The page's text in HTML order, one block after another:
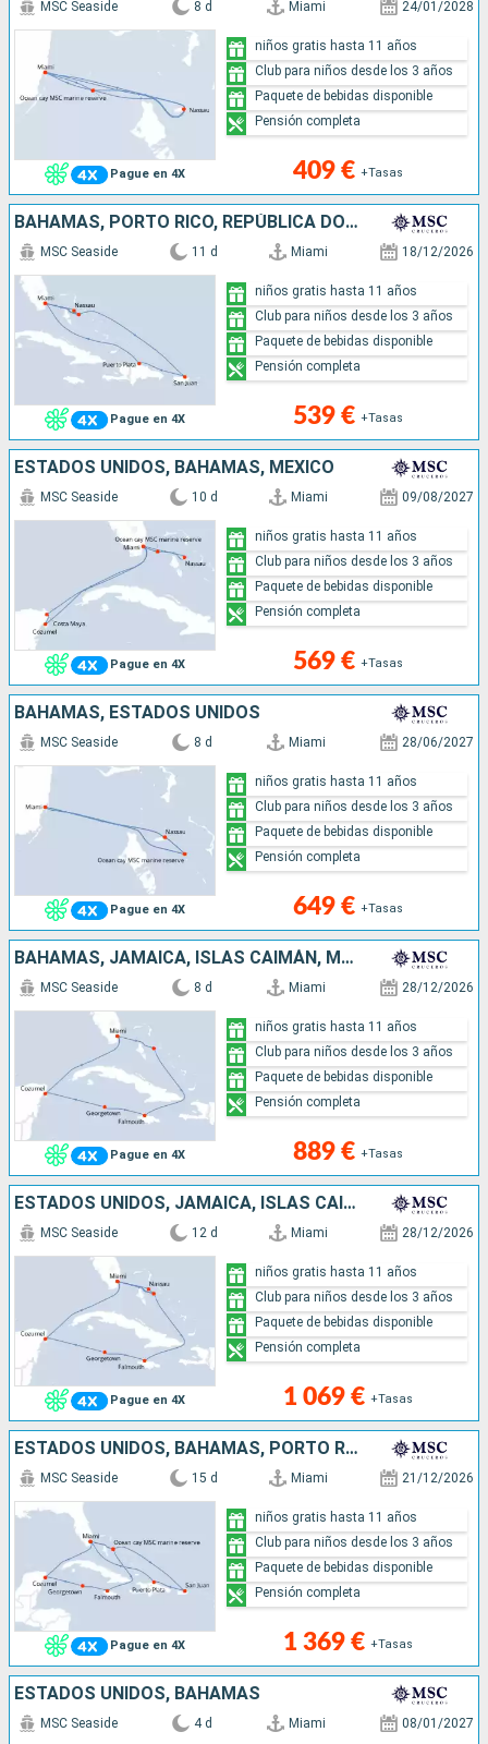
Pague en 4X
MSC Seaside 8 d Miami 24/01/2028
409 € +Tasas
niños gratis hasta 11 años
Club para niños desde los 3 años
Paquete de bebidas disponible
Pensión completa
BAHAMAS, PORTO RICO, REPÚBLICA DOMINICANA, ESTADOS UNIDOS
Pague en 4X
MSC Seaside 11 d Miami 18/12/2026
539 € +Tasas
niños gratis hasta 11 años
Club para niños desde los 3 años
Paquete de bebidas disponible
Pensión completa
ESTADOS UNIDOS, BAHAMAS, MÉXICO
Pague en 4X
MSC Seaside 10 d Miami 09/08/2027
569 € +Tasas
niños gratis hasta 11 años
Club para niños desde los 3 años
Paquete de bebidas disponible
Pensión completa
BAHAMAS, ESTADOS UNIDOS
Pague en 4X
MSC Seaside 8 d Miami 28/06/2027
649 € +Tasas
niños gratis hasta 11 años
Club para niños desde los 3 años
Paquete de bebidas disponible
Pensión completa
BAHAMAS, JAMAICA, ISLAS CAIMÁN, MÉXICO, ESTADOS UNIDOS
Pague en 4X
MSC Seaside 8 d Miami 28/12/2026
889 € +Tasas
niños gratis hasta 11 años
Club para niños desde los 3 años
Paquete de bebidas disponible
Pensión completa
ESTADOS UNIDOS, JAMAICA, ISLAS CAIMÁN, MÉXICO, BAHAMAS
Pague en 4X
MSC Seaside 12 d Miami 28/12/2026
1 069 € +Tasas
niños gratis hasta 11 años
Club para niños desde los 3 años
Paquete de bebidas disponible
Pensión completa
ESTADOS UNIDOS, BAHAMAS, PORTO RICO, REPÚBLICA DOMINICANA, JAMAICA, ISLAS CAIMÁN, MÉXICO
Pague en 4X
MSC Seaside 15 d Miami 21/12/2026
1 369 € +Tasas
niños gratis hasta 11 años
Club para niños desde los 3 años
Paquete de bebidas disponible
Pensión completa
ESTADOS UNIDOS, BAHAMAS
MSC Seaside 4 d Miami 08/01/2027